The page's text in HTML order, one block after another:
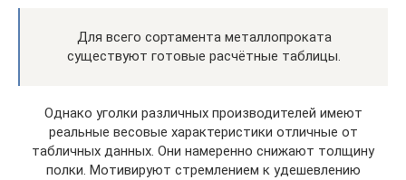
Для всего сортамента металлопроката
существуют готовые расчётные таблицы.
Однако уголки различных производителей имеют
реальные весовые характеристики отличные от
табличных данных. Они намеренно снижают толщину
полки. Мотивируют стремлением к удешевлению